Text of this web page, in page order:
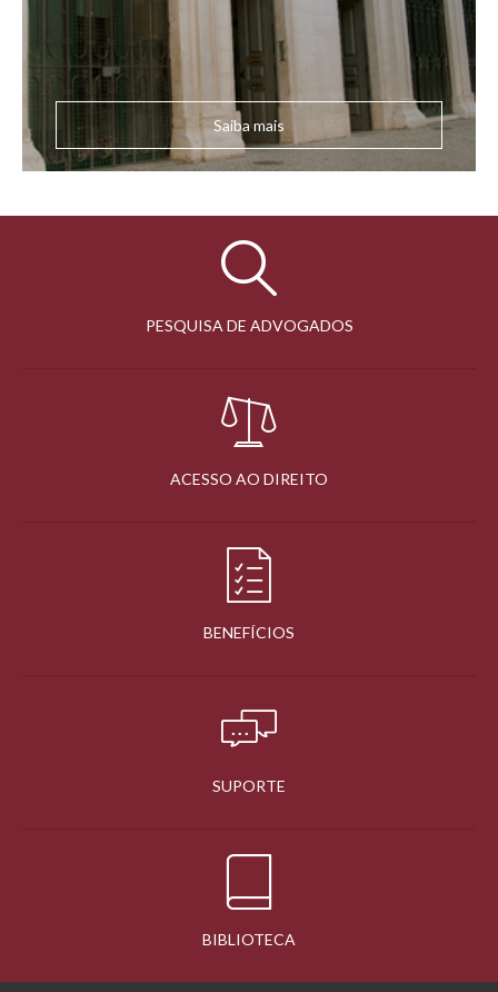
Saiba mais
PESQUISA DE ADVOGADOS
ACESSO AO DIREITO
BENEFÍCIOS
SUPORTE
BIBLIOTECA